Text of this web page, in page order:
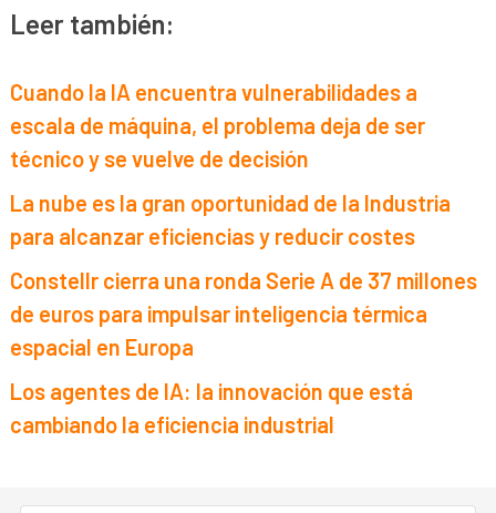
Leer también:
Cuando la IA encuentra vulnerabilidades a
escala de máquina, el problema deja de ser
técnico y se vuelve de decisión
La nube es la gran oportunidad de la Industria
para alcanzar eficiencias y reducir costes
Constellr cierra una ronda Serie A de 37 millones
de euros para impulsar inteligencia térmica
espacial en Europa
Los agentes de IA: la innovación que está
cambiando la eficiencia industrial